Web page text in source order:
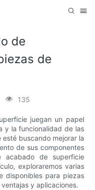
de
de
135
juegan un papel
y la funcionalidad de las
buscando mejorar la
de sus componentes
de superficie
exploraremos varias
disponibles para piezas
y aplicaciones.